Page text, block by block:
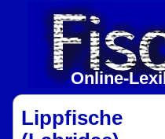
Online-
Lippfische